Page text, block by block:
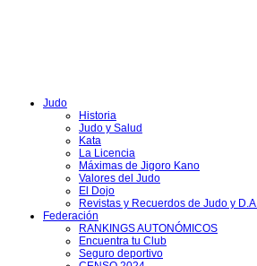
Judo
Historia
Judo y Salud
Kata
La Licencia
Máximas de Jigoro Kano
Valores del Judo
El Dojo
Revistas y Recuerdos de Judo y D.A.
Federación
RANKINGS AUTONÓMICOS
Encuentra tu Club
Seguro deportivo